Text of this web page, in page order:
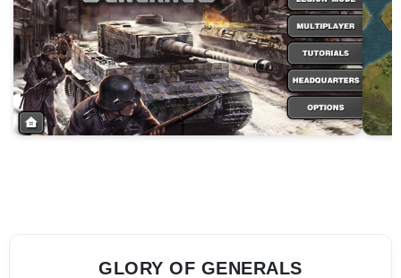
GLORY OF GENERALS